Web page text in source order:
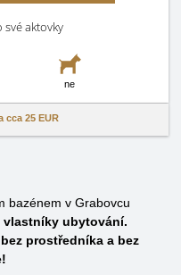
aktovky
ne
cca 25 EUR
bazénem v Grabovcu
vlastníky ubytování.
bez prostředníka a bez